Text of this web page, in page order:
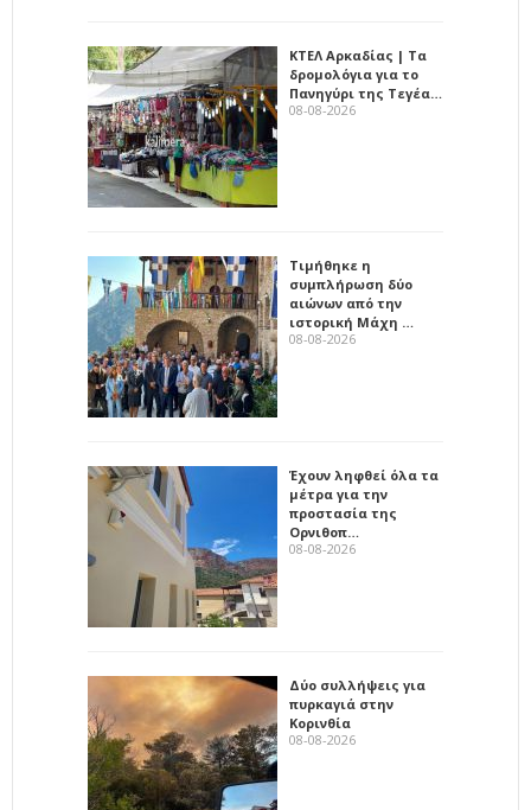
ΚΤΕΛ Αρκαδίας | Τα
δρομολόγια για το
Πανηγύρι της Τεγέα…
08-08-2026
Τιμήθηκε η
συμπλήρωση δύο
αιώνων από την
ιστορική Μάχη …
08-08-2026
Έχουν ληφθεί όλα τα
μέτρα για την
προστασία της
Ορνιθοπ…
08-08-2026
Δύο συλλήψεις για
πυρκαγιά στην
Κορινθία
08-08-2026